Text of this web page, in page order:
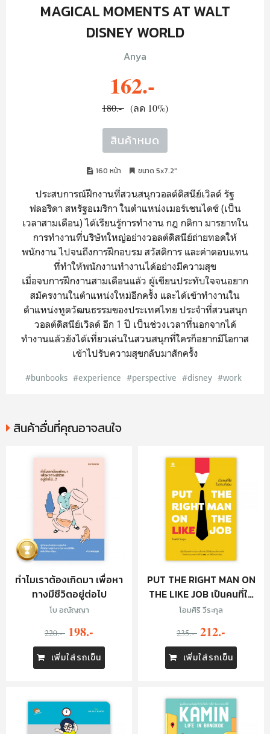
MAGICAL MOMENTS AT WALT
DISNEY WORLD
Anya
162.-
180.- (ลด 10%)
สินค้าหมด
160 หน้า ขนาด 5x7.2"
ประสบการณ์ฝึกงานที่สวนสนุกวอลต์ดิสนีย์เวิลด์ รัฐ
ฟลอริดา สหรัฐอเมริกา ในตำแหน่งเมอร์เชนไดช์ (เป็น
เวลาสามเดือน) ได้เรียนรู้การทำงาน กฎ กติกา มารยาทใน
การทำงานที่บริษัทใหญ่อย่างวอลต์ดิสนีย์ถ่ายทอดให้
พนักงาน ไปจนถึงการฝึกอบรม สวัสดิการ และค่าตอบแทน
ที่ทำให้พนักงานทำงานได้อย่างมีความสุข
เมื่อจบการฝึกงานสามเดือนแล้ว ผู้เขียนประทับใจจนอยาก
สมัครงานในตำแหน่งใหม่อีกครั้ง และได้เข้าทำงานใน
ตำแหน่งทูตวัฒนธรรมของประเทศไทย ประจำที่สวนสนุก
วอลต์ดิสนีย์เวิลด์ อีก 1 ปี เป็นช่วงเวลาที่นอกจากได้
ทำงานแล้วยังได้เที่ยวเล่นในสวนสนุกที่ใครก็อยากมีโอกาส
เข้าไปรับความสุขกลับมาสักครั้ง
#bunbooks #experience #perspective #disney #work
สินค้าอื่นที่คุณอาจสนใจ
ทำไมเราต้องเกิดมา เพื่อหา
ทางมีชีวิตอยู่ต่อไป
โบ อณัญญา
220.- 198.-
เพิ่มใส่รถเข็น
PUT THE RIGHT MAN ON
THE LIKE JOB เป็นคนที่ใช่
ในงานที่ชอบ
โอมศิริ วีระกุล
235.- 212.-
เพิ่มใส่รถเข็น